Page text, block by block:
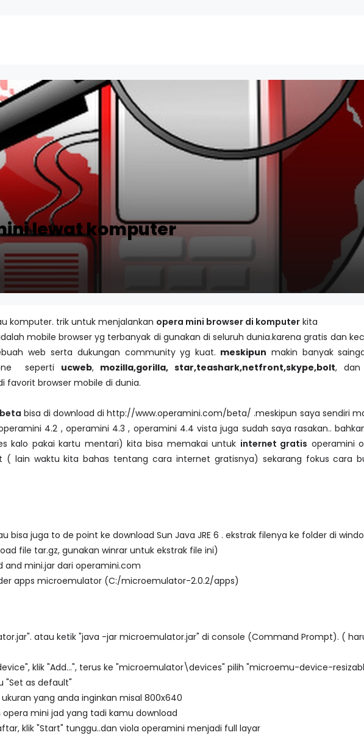
lewat komputer
komputer. trik untuk menjalankan opera mini browser di komputer kita
mobile browser yg terbanyak di gunakan di seluruh dunia.karena gratis dan
web serta dukungan community yg kuat. meskipun makin banyak
seperti ucweb, mozilla,gorilla, star,teashark,netfront,skype,bolt, dan
favorit browser mobile di dunia.
beta bisa di download di http://www.operamini.com/beta/ .meskipun saya sendiri
4.2 , operamini 4.3 , operamini 4.4 vista juga sudah saya rasakan..
kalo pakai kartu mentari) kita bisa memakai untuk internet gratis operamini
( lain waktu kita bahas tentang cara internet gratisnya) sekarang fokus cara
bisa juga to de point ke download Sun Java JRE 6 . ekstrak filenya ke folder di
file tar.gz, gunakan winrar untuk ekstrak file ini)
and mini.jar dari operamini.com
apps microemulator (C:/microemulator-2.0.2/apps)
atau ketik "java -jar microemulator.jar" di console (Command Prompt). (
klik "Add...", terus ke "microemulator\devices" pilih "microemu-device-
"Set as default"
ukuran yang anda inginkan misal 800x640
opera mini jad yang tadi kamu download
klik "Start" tunggu..dan viola operamini menjadi full layar